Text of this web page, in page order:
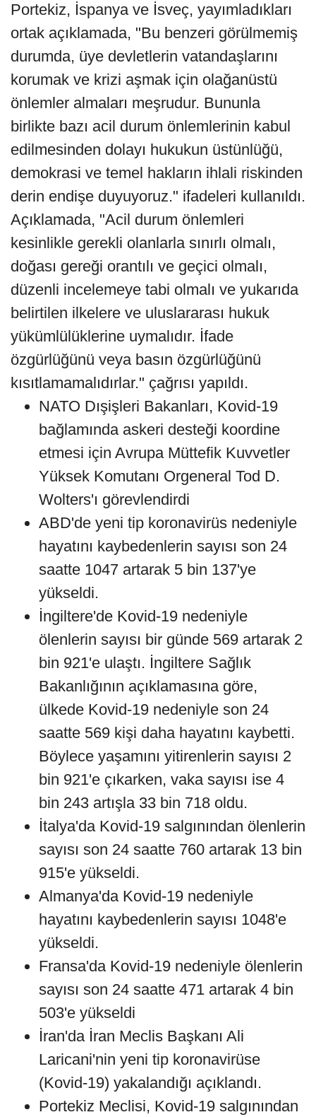
Portekiz, İspanya ve İsveç, yayımladıkları
ortak açıklamada, "Bu benzeri görülmemiş
durumda, üye devletlerin vatandaşlarını
korumak ve krizi aşmak için olağanüstü
önlemler almaları meşrudur. Bununla
birlikte bazı acil durum önlemlerinin kabul
edilmesinden dolayı hukukun üstünlüğü,
demokrasi ve temel hakların ihlali riskinden
derin endişe duyuyoruz." ifadeleri kullanıldı.
Açıklamada, "Acil durum önlemleri
kesinlikle gerekli olanlarla sınırlı olmalı,
doğası gereği orantılı ve geçici olmalı,
düzenli incelemeye tabi olmalı ve yukarıda
belirtilen ilkelere ve uluslararası hukuk
yükümlülüklerine uymalıdır. İfade
özgürlüğünü veya basın özgürlüğünü
kısıtlamamalıdırlar." çağrısı yapıldı.
NATO Dışişleri Bakanları, Kovid-19
bağlamında askeri desteği koordine
etmesi için Avrupa Müttefik Kuvvetler
Yüksek Komutanı Orgeneral Tod D.
Wolters'ı görevlendirdi
ABD'de yeni tip koronavirüs nedeniyle
hayatını kaybedenlerin sayısı son 24
saatte 1047 artarak 5 bin 137'ye
yükseldi.
İngiltere'de Kovid-19 nedeniyle
ölenlerin sayısı bir günde 569 artarak 2
bin 921'e ulaştı. İngiltere Sağlık
Bakanlığının açıklamasına göre,
ülkede Kovid-19 nedeniyle son 24
saatte 569 kişi daha hayatını kaybetti.
Böylece yaşamını yitirenlerin sayısı 2
bin 921'e çıkarken, vaka sayısı ise 4
bin 243 artışla 33 bin 718 oldu.
İtalya'da Kovid-19 salgınından ölenlerin
sayısı son 24 saatte 760 artarak 13 bin
915'e yükseldi.
Almanya'da Kovid-19 nedeniyle
hayatını kaybedenlerin sayısı 1048'e
yükseldi.
Fransa'da Kovid-19 nedeniyle ölenlerin
sayısı son 24 saatte 471 artarak 4 bin
503'e yükseldi
İran'da İran Meclis Başkanı Ali
Laricani'nin yeni tip koronavirüse
(Kovid-19) yakalandığı açıklandı.
Portekiz Meclisi, Kovid-19 salgınından